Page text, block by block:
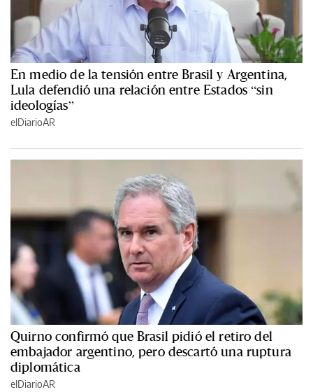
En medio de la tensión entre Brasil y Argentina,
Lula defendió una relación entre Estados “sin
ideologías”
elDiarioAR
Quirno confirmó que Brasil pidió el retiro del
embajador argentino, pero descartó una ruptura
diplomática
elDiarioAR